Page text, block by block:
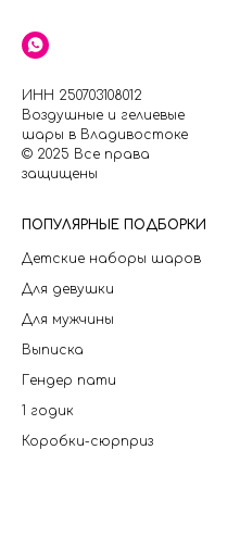
ИНН 250703108012
Воздушные и гелиевые
шары в Владивостоке
© 2025 Все права
защищены
ПОПУЛЯРНЫЕ ПОДБОРКИ
Детские наборы шаров
Для девушки
Для мужчины
Выписка
Гендер пати
1 годик
Коробки-сюрприз